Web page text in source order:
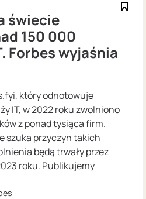
świecie
150 000
Forbes wyjaśnia
który odnotowuje
IT, w 2022 roku zwolniono
z ponad tysiąca firm.
szuka przyczyn takich
będą trwały przez
roku. Publikujemy